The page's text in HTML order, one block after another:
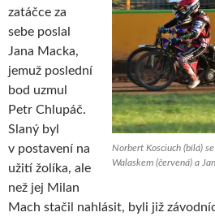
Norbert Kosciuch (bílá)
Walaskem (červená) a
zatáčce za
sebe poslal
Jana Macka,
jemuž poslední
bod uzmul
Petr Chlupáč.
Slaný byl
v postavení na
užití žolíka, ale
než jej Milan
Mach stačil nahlásit, byli již